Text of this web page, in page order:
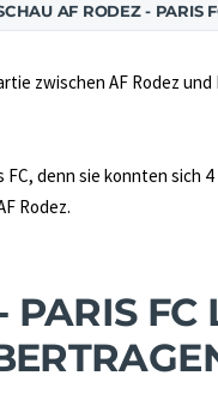
AF RODEZ - PARIS
zwischen AF Rodez
denn sie konnten sich
Rodez.
FC